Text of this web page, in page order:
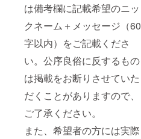
は備考欄に記載希望のニッ
クネーム＋メッセージ（60
字以内）をご記載くださ
い。公序良俗に反するもの
は掲載をお断りさせていた
だくことがありますので、
ご了承ください。
また、希望者の方には実際